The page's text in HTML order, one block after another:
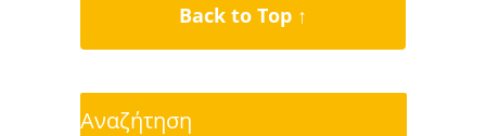
Back to Top ↑
Αναζήτηση